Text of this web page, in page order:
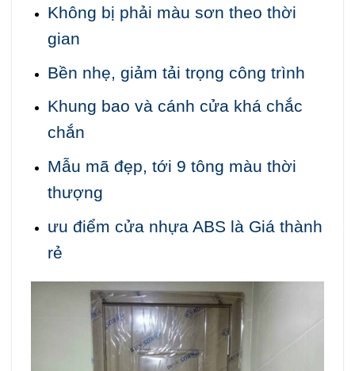
Không bị phải màu sơn theo thời
gian
Bền nhẹ, giảm tải trọng công trình
Khung bao và cánh cửa khá chắc
chắn
Mẫu mã đẹp, tới 9 tông màu thời
thượng
ưu điểm cửa nhựa ABS là Giá thành
rẻ